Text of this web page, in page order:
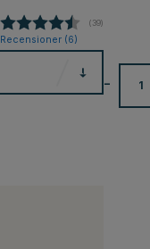
(röster:
39)
Recensioner (6)
-